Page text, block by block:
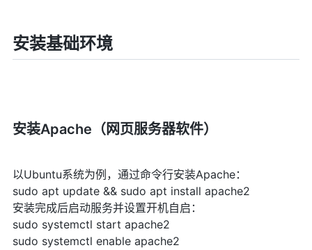
安装基础环境
安装Apache（网页服务器软件）
以Ubuntu系统为例，通过命令行安装Apache：
sudo apt update && sudo apt install apache2
安装完成后启动服务并设置开机自启：
sudo systemctl start apache2
sudo systemctl enable apache2